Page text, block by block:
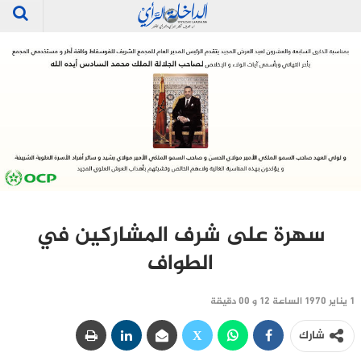
سهرة على شرف المشاركين في
الطواف
1 يناير 1970 الساعة 12 و 00 دقيقة
شارك